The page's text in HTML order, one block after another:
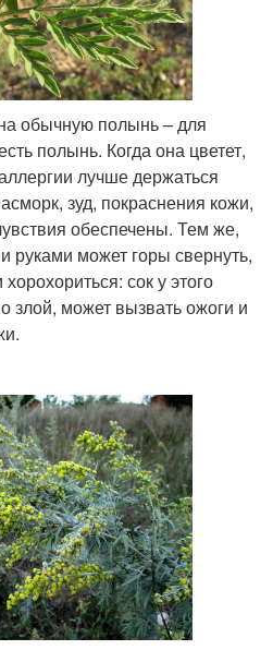
обычную полынь – для
полынь. Когда она цветет,
лучше держаться
зуд, покраснения кожи,
обеспечены. Тем же,
руками может горы свернуть,
сок у этого
злой, может вызвать ожоги и